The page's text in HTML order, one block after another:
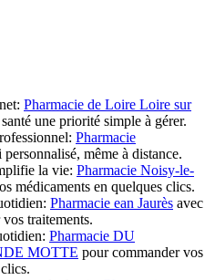
Pharmacie de Loire Loire sur
une priorité simple à gérer.
Pharmacie
même à distance.
la vie: Pharmacie Noisy-le-
médicaments en quelques clics.
Pharmacie ean Jaurès avec
traitements.
Pharmacie DU
MOTTE pour commander vos